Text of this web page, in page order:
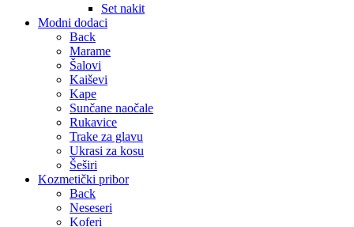
Set nakit
Modni dodaci
Back
Marame
Šalovi
Kaiševi
Kape
Sunčane naočale
Rukavice
Trake za glavu
Ukrasi za kosu
Šeširi
Kozmetički pribor
Back
Neseseri
Koferi